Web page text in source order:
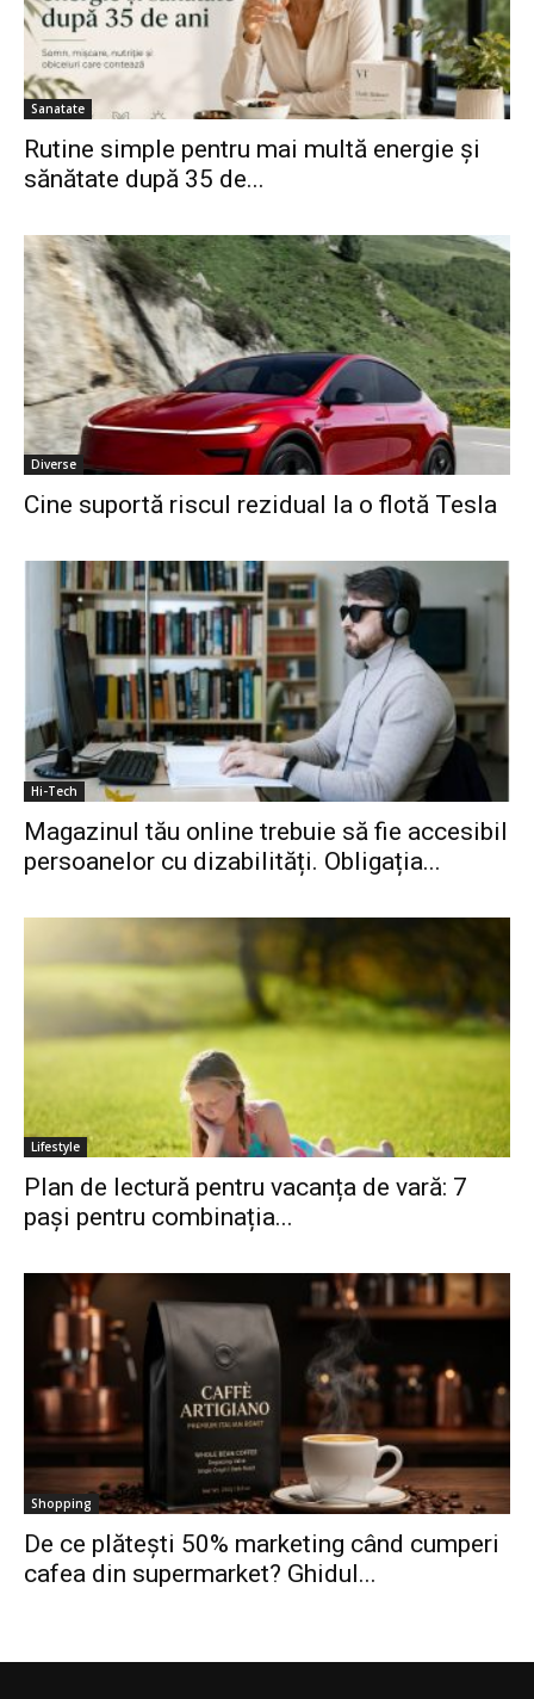
Sanatate
Rutine simple pentru mai multă energie și
sănătate după 35 de...
Diverse
Cine suportă riscul rezidual la o flotă Tesla
Hi-Tech
Magazinul tău online trebuie să fie accesibil
persoanelor cu dizabilități. Obligația...
Lifestyle
Plan de lectură pentru vacanța de vară: 7
pași pentru combinația...
Shopping
De ce plătești 50% marketing când cumperi
cafea din supermarket? Ghidul...